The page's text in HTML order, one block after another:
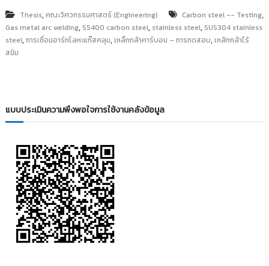
p
o
s
r
y
ค
ลั
ง
ข้
อ
มู
ล
ม
ง
ค
ล
Thesis,คณะวิศวกรรมศาสตร์ (Engineering) Carbon steel -- Testing,
Gas metal arc welding, SS400 carbon steel, stainless steel, SUS304 stainless
steel,การเชื่อมอาร์กโลหะแก๊สคลุม,เหล็กกล้าคาร์บอน – การทดสอบ,เหล้กกล้าไร้
สนิม
แบบประเมินความพึงพอใจการใช้งานคลังข้อมูล